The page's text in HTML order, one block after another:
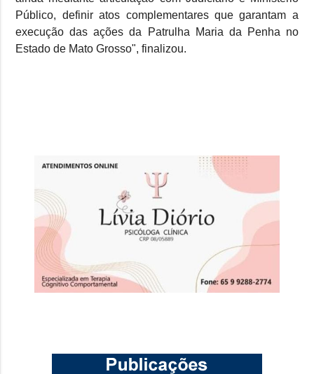
Público, definir atos complementares que garantam a
execução das ações da Patrulha Maria da Penha no
Estado de Mato Grosso", finalizou.